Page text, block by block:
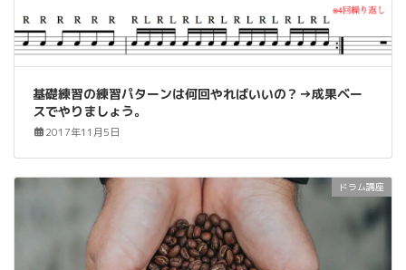
基礎練習の練習パターンは何回やればいいの？→成果ベー
スでやりましょう。
2017年11月5日
ドラム講座